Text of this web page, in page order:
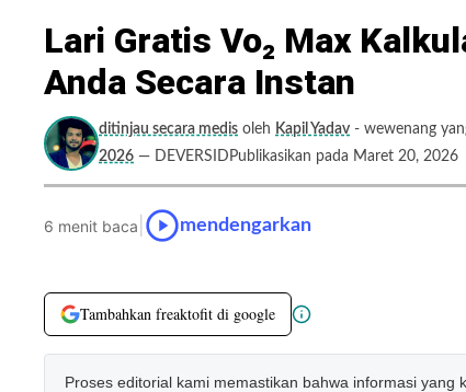
Lari Gratis Vo₂ Max
Anda Secara Instan
ditinjau secara medis oleh Kapil Yadav - wewenang
2026 — DEVERSIDPublikasikan pada Maret 20, 2026
6 menit baca mendengarkan
Tambahkan freaktofit di google
Proses editorial kami memastikan bahwa informasi